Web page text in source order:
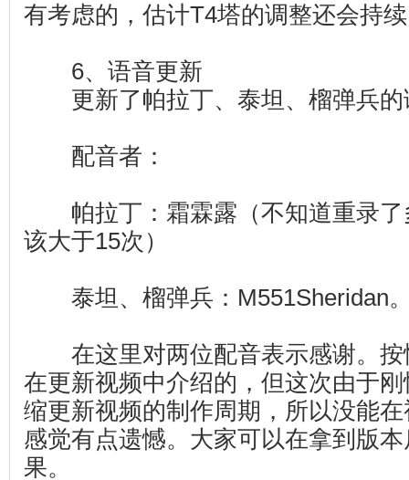
有考虑的，估计T4塔的调整还会持
6、语音更新
更新了帕拉丁、泰坦、榴弹兵的
配音者：
帕拉丁：霜霖露（不知道重录了
该大于15次）
泰坦、榴弹兵：M551Sheridan
在这里对两位配音表示感谢。按
在更新视频中介绍的，但这次由于
缩更新视频的制作周期，所以没能
感觉有点遗憾。大家可以在拿到版
果。